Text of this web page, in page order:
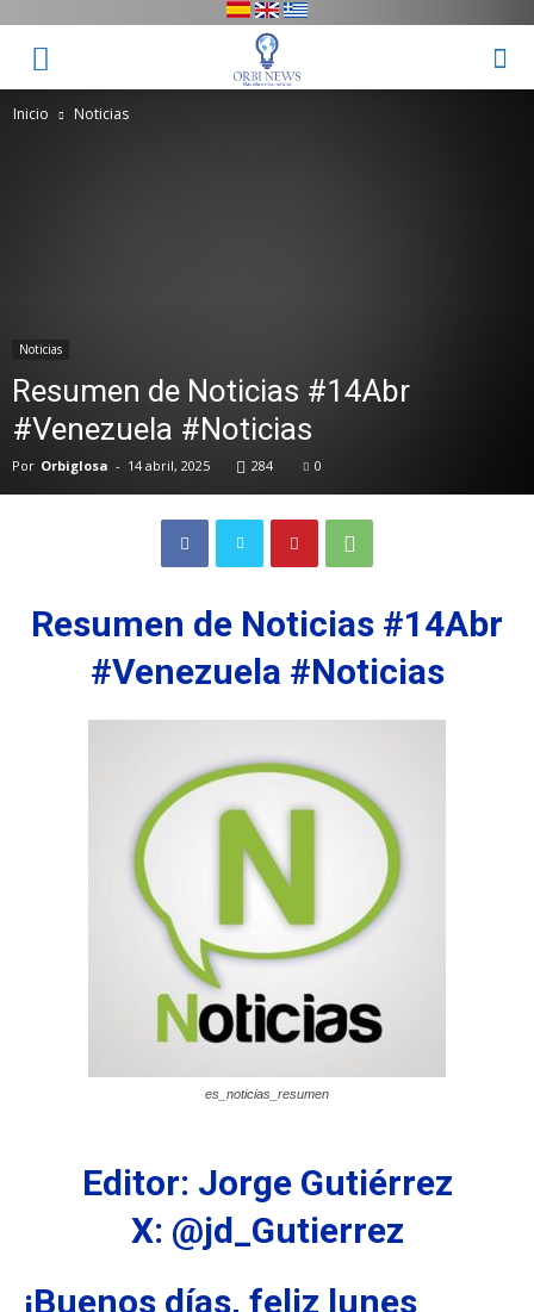
Inicio Noticias
Noticias
Resumen de Noticias #14Abr
#Venezuela #Noticias
Por Orbiglosa - 14 abril, 2025 284 0
Resumen de Noticias #14Abr
#Venezuela #Noticias
es_noticias_resumen
Editor: Jorge Gutiérrez
X: @jd_Gutierrez
¡Buenos días, feliz lunes